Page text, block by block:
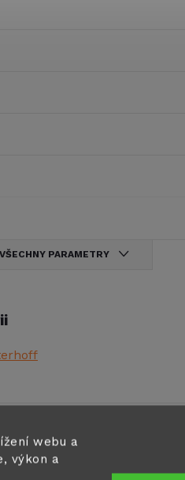
webu a
výkon a
VŠECHNY PARAMETRY
také nakoupili